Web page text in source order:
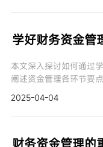
学好财务资金管
本文深入探讨如何通过
阐述资金管理各环节要
2025-04-04
财务资金管理的